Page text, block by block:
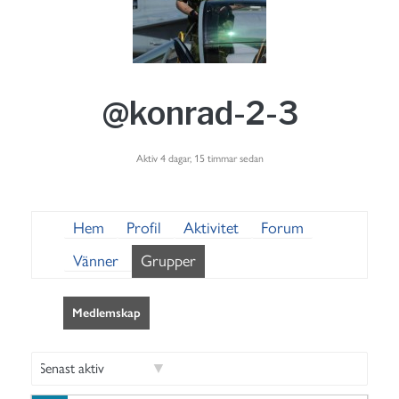
@konrad-2-3
Aktiv 4 dagar, 15 timmar sedan
Hem Profil Aktivitet
Forum
Vänner
Grupper
Medlemskap